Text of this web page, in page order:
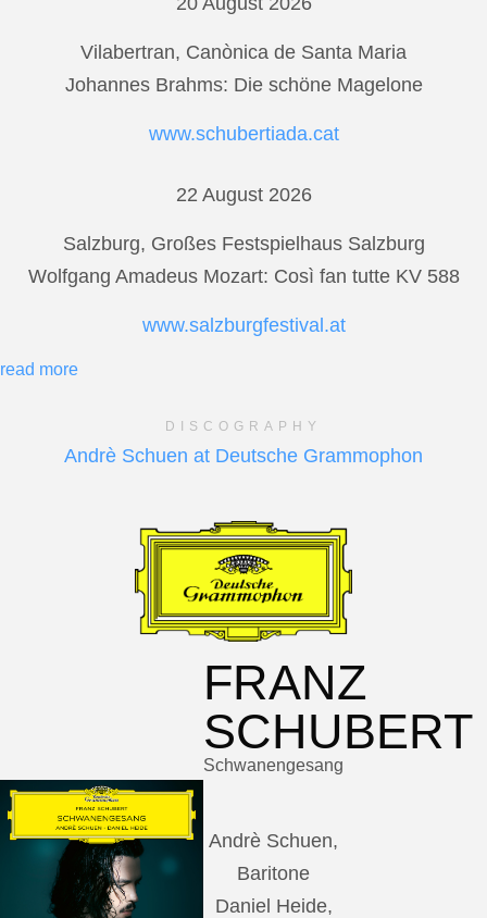
Vilabertran, Canònica de Santa Maria
Johannes Brahms: Die schöne Magelone
www.schubertiada.cat
22 August 2026
Salzburg, Großes Festspielhaus Salzburg
Wolfgang Amadeus Mozart: Così fan tutte KV 588
www.salzburgfestival.at
read more
DISCOGRAPHY
Andrè Schuen at Deutsche Grammophon
FRANZ
SCHUBERT
Schwanengesang
Andrè Schuen,
Baritone
Daniel Heide,